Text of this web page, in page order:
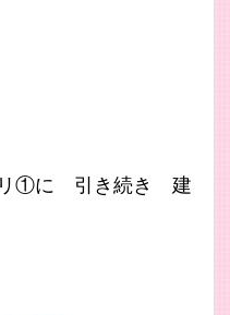
リ①に 引き続き 建